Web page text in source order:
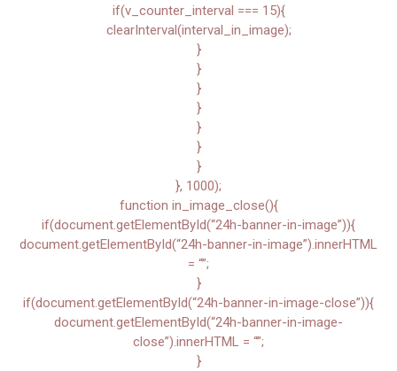
if(v_counter_interval === 15){
clearInterval(interval_in_image);
}
}
}
}
}
}
}
}, 1000);
function in_image_close(){
if(document.getElementById(“24h-banner-in-image”)){
document.getElementById(“24h-banner-in-image”).innerHTML
= “”;
}
if(document.getElementById(“24h-banner-in-image-close”)){
document.getElementById(“24h-banner-in-image-
close”).innerHTML = “”;
}